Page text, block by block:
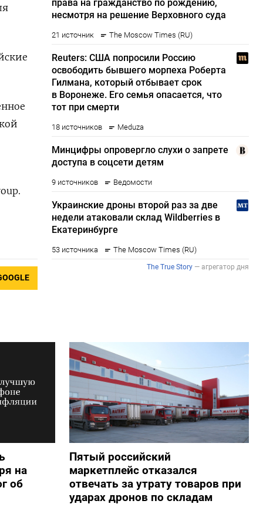
на
об
Пятый российский
маркетплейс отказался
отвечать за утрату товаров при
ударах дронов по складам